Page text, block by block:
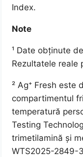
Index.
Note
¹ Date obținute
Rezultatele reale
² Ag⁺ Fresh este
compartimentul
temperatură
Testing
trimetilamină și
WTS2025-2849-